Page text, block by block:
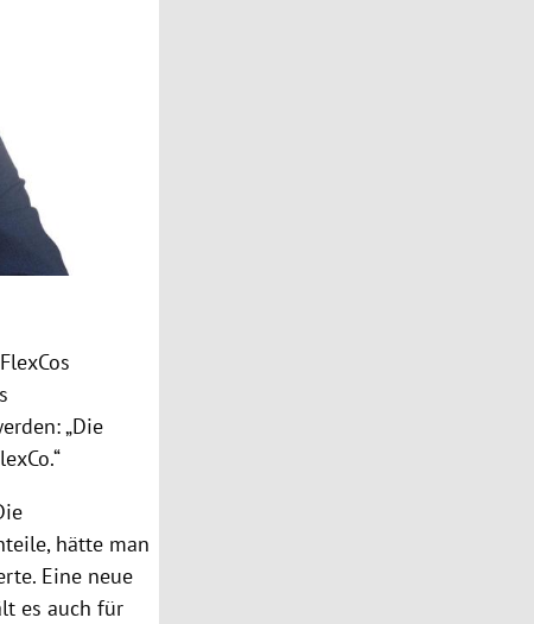
„Die
hätte man
Eine neue
es auch für